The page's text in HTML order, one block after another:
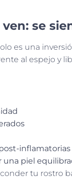
se
es una
al espejo y
inflamatorias
piel
tu rostro